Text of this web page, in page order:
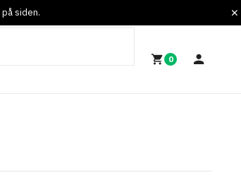
siden.
0